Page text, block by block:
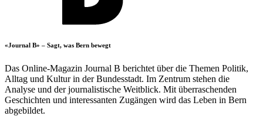
«Journal B» – Sagt, was Bern bewegt
Das Online-Magazin Journal B berichtet über die Themen Politik,
Alltag und Kultur in der Bundesstadt. Im Zentrum stehen die
Analyse und der journalistische Weitblick. Mit überraschenden
Geschichten und interessanten Zugängen wird das Leben in Bern
abgebildet.